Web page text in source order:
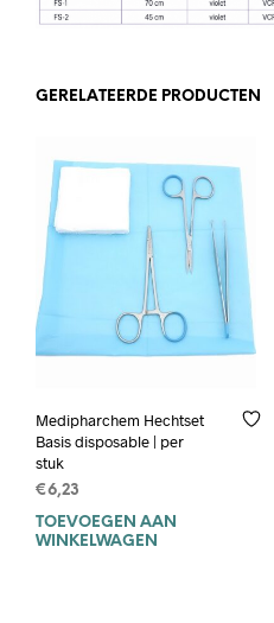
GERELATEERDE PRODUCTEN
Medipharchem Hechtset
Basis disposable | per
stuk
€6,23
TOEVOEGEN AAN
WINKELWAGEN